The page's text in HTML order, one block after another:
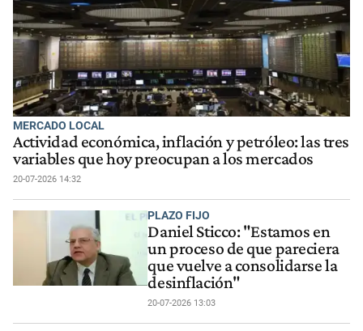
MERCADO LOCAL
Actividad económica, inflación y petróleo: las tres
variables que hoy preocupan a los mercados
20-07-2026 14:32
PLAZO FIJO
Daniel Sticco: "Estamos en
un proceso de que pareciera
que vuelve a consolidarse la
desinflación"
20-07-2026 13:03